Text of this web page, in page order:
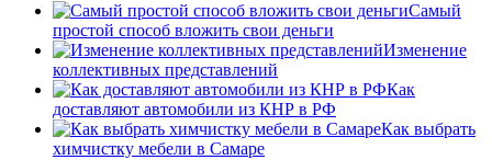
Самый
простой способ вложить свои деньги
Изменение
коллективных представлений
Как
доставляют автомобили из КНР в РФ
Как выбрать
химчистку мебели в Самаре